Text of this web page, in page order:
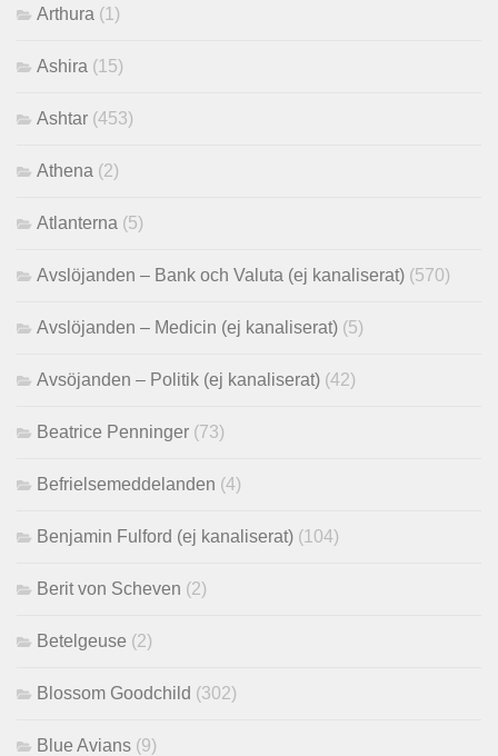
Arthura (1)
Ashira (15)
Ashtar (453)
Athena (2)
Atlanterna (5)
Avslöjanden – Bank och Valuta (ej kanaliserat) (570)
Avslöjanden – Medicin (ej kanaliserat) (5)
Avsöjanden – Politik (ej kanaliserat) (42)
Beatrice Penninger (73)
Befrielsemeddelanden (4)
Benjamin Fulford (ej kanaliserat) (104)
Berit von Scheven (2)
Betelgeuse (2)
Blossom Goodchild (302)
Blue Avians (9)